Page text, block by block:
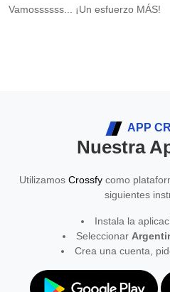
Vamossssss... ¡Un esfuerzo MÁS!
APP
Nuestra
Utilizamos Crossfycomo
siguientes
Instala la
Seleccionar
Crea una cuenta,